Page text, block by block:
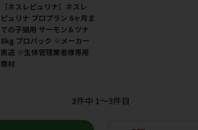
［ネスレピュリナ］ネスレ
ピュリナ プロプラン 6ヶ月ま
での子猫用 サーモン＆ツナ
8kg プロパック ※メーカー
直送 ※生体管理業者様専用
商材
3件中 1〜3件目